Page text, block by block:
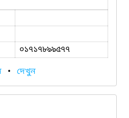
০১৭১৭৮৯৯৫৭৭
• দেখুন